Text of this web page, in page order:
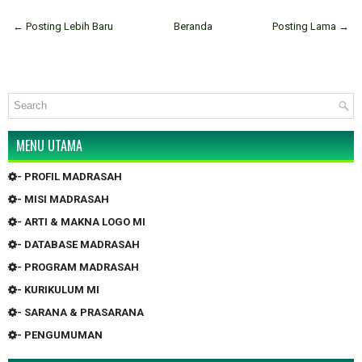
← Posting Lebih Baru Posting Lama →
Beranda
MENU UTAMA
- PROFIL MADRASAH
- MISI MADRASAH
- ARTI & MAKNA LOGO MI
- DATABASE MADRASAH
- PROGRAM MADRASAH
- KURIKULUM MI
- SARANA & PRASARANA
- PENGUMUMAN